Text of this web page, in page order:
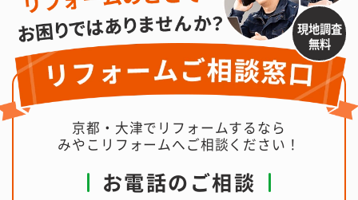
現地調査
無料
京都・大津でリフォームするなら
みやこリフォームへご相談ください！
お電話のご相談